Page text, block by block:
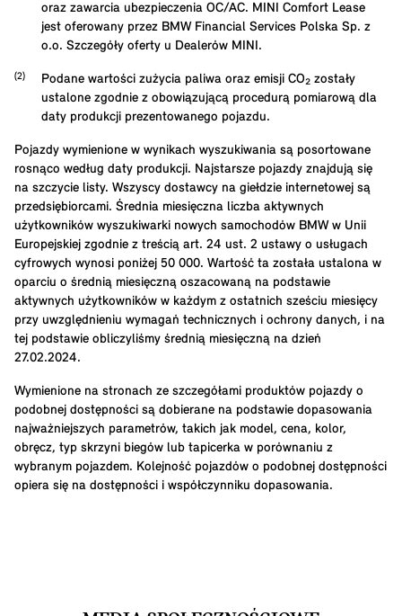
oraz zawarcia ubezpieczenia OC/AC. MINI Comfort Lease
jest oferowany przez BMW Financial Services Polska Sp. z
o.o. Szczegóły oferty u Dealerów MINI.
Podane wartości zużycia paliwa oraz emisji CO₂ zostały
ustalone zgodnie z obowiązującą procedurą pomiarową dla
daty produkcji prezentowanego pojazdu.
Pojazdy wymienione w wynikach wyszukiwania są posortowane
rosnąco według daty produkcji. Najstarsze pojazdy znajdują się
na szczycie listy. Wszyscy dostawcy na giełdzie internetowej są
przedsiębiorcami. Średnia miesięczna liczba aktywnych
użytkowników wyszukiwarki nowych samochodów BMW w Unii
Europejskiej zgodnie z treścią art. 24 ust. 2 ustawy o usługach
cyfrowych wynosi poniżej 50 000. Wartość ta została ustalona w
oparciu o średnią miesięczną oszacowaną na podstawie
aktywnych użytkowników w każdym z ostatnich sześciu miesięcy
przy uwzględnieniu wymagań technicznych i ochrony danych, i na
tej podstawie obliczyliśmy średnią miesięczną na dzień
27.02.2024.
Wymienione na stronach ze szczegółami produktów pojazdy o
podobnej dostępności są dobierane na podstawie dopasowania
najważniejszych parametrów, takich jak model, cena, kolor,
obręcz, typ skrzyni biegów lub tapicerka w porównaniu z
wybranym pojazdem. Kolejność pojazdów o podobnej dostępności
opiera się na dostępności i współczynniku dopasowania.